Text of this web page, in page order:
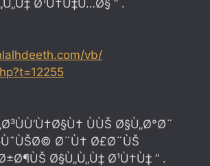
Ø¹Ù†Ù‡Ù…Ø§ ” .
vb/
ÙÙŠ Ø§Ù„Ø°Ø¨
Ø¨Ù† Ø£Ø¨ÙŠ
Ø§Ù„Ù„Ù‡ Ø¹Ù†Ù‡ ” .